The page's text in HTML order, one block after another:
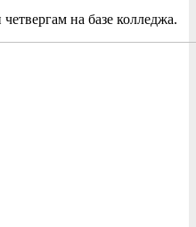
на базе колледжа.